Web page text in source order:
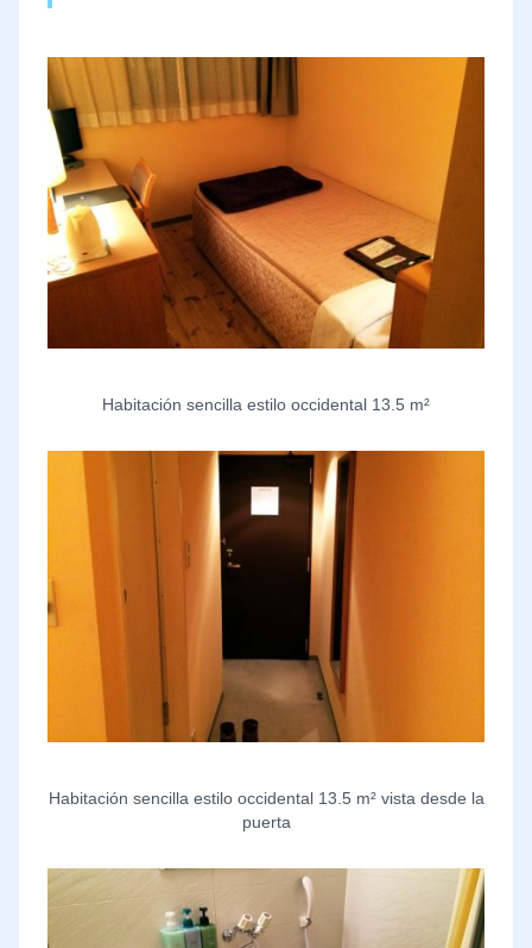
Habitación sencilla estilo occidental 13.5 m²
Habitación sencilla estilo occidental 13.5 m² vista desde la
puerta